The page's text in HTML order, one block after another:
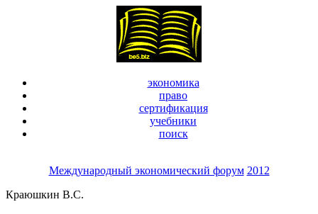
экономика
право
сертификация
учебники
поиск
Международный экономический форум 2012
Краюшкин В.С.